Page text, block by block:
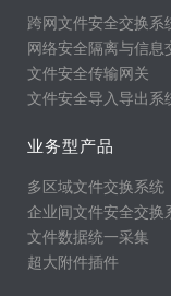
跨网文件安全交换系
网络安全隔离与信息
文件安全传输网关
文件安全导入导出系
业务型产品
多区域文件交换系统
企业间文件安全交换
文件数据统一采集
超大附件插件